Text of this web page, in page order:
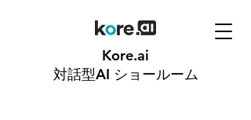
Kore.ai
対話型AI ショールーム